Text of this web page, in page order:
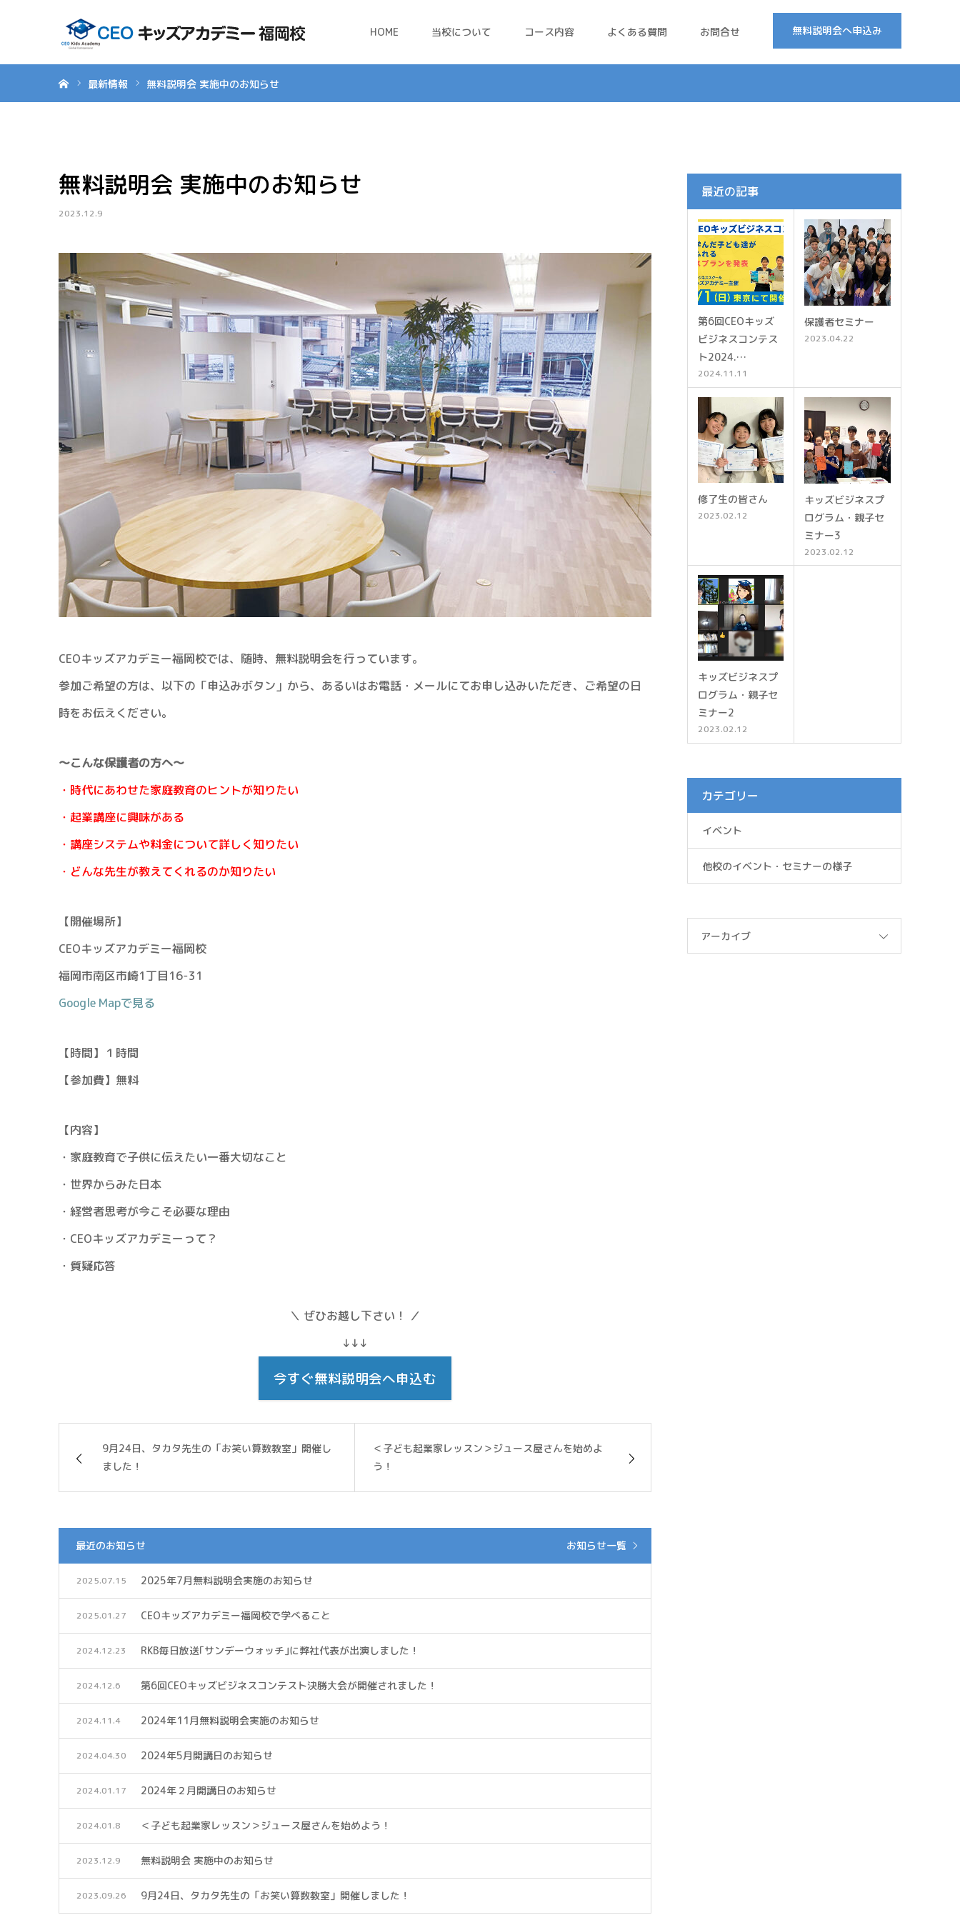
無料説明会へ申込み
HOME 当校について コース内容 よくある質問 お問合せ
最新情報 無料説明会 実施中のお知らせ
無料説明会 実施中のお知らせ
2023.12.9
CEOキッズアカデミー福岡校では、随時、無料説明会を行っています。
参加ご希望の方は、以下の「申込みボタン」から、あるいはお電話・メールにてお申し込みいただき、ご希望の日
時をお伝えください。
〜こんな保護者の方へ〜
・時代にあわせた家庭教育のヒントが知りたい
・起業講座に興味がある
・講座システムや料金について詳しく知りたい
・どんな先生が教えてくれるのか知りたい
【開催場所】
CEOキッズアカデミー福岡校
福岡市南区市崎1丁目16-31
Google Mapで見る
【時間】１時間
【参加費】無料
【内容】
・家庭教育で子供に伝えたい一番大切なこと
・世界からみた日本
・経営者思考が今こそ必要な理由
・CEOキッズアカデミーって？
・質疑応答
＼ ぜひお越し下さい！ ／
↓↓↓
今すぐ無料説明会へ申込む
9月24日、タカタ先生の「お笑い算数教室」開催し
ました！
＜子ども起業家レッスン＞ジュース屋さんを始めよ
う！
最近のお知らせ お知らせ一覧
2025年7月無料説明会実施のお知らせ
2025.07.15
CEOキッズアカデミー福岡校で学べること
2025.01.27
RKB毎日放送｢サンデーウォッチ｣に弊社代表が出演しました！
2024.12.23
第6回CEOキッズビジネスコンテスト決勝大会が開催されました！
2024.12.6
2024年11月無料説明会実施のお知らせ
2024.11.4
2024年5月開講日のお知らせ
2024.04.30
2024年２月開講日のお知らせ
2024.01.17
＜子ども起業家レッスン＞ジュース屋さんを始めよう！
2024.01.8
無料説明会 実施中のお知らせ
2023.12.9
9月24日、タカタ先生の「お笑い算数教室」開催しました！
2023.09.26
最近の記事
第6回CEOキッズ
ビジネスコンテス
ト2024.…
2024.11.11
保護者セミナー
2023.04.22
修了生の皆さん
2023.02.12
キッズビジネスプ
ログラム・親子セ
ミナー3
2023.02.12
キッズビジネスプ
ログラム・親子セ
ミナー2
2023.02.12
カテゴリー
イベント
他校のイベント・セミナーの様子
アーカイブ